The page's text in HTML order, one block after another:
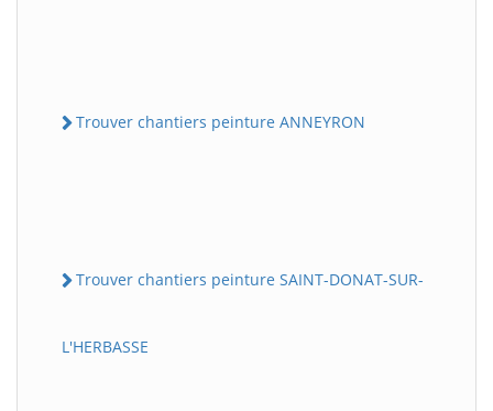
Trouver chantiers peinture ANNEYRON
Trouver chantiers peinture SAINT-DONAT-SUR-
L'HERBASSE